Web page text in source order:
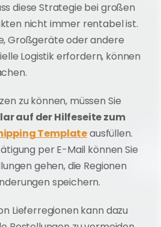
diese Strategie bei großen
nicht immer rentabel ist.
Großgeräte oder andere
Logistik erfordern, können
das Antragsformular auf der Hilfeseite zum
Template ausfüllen.
per E-Mail können Sie
gehen, die Regionen
speichern.
Lieferregionen kann dazu